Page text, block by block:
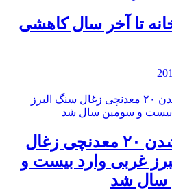
تا آخر سال کاهشی
کشته شدن ۲۰ معدنچی زغال
غربی وارد بیست و
سال شد